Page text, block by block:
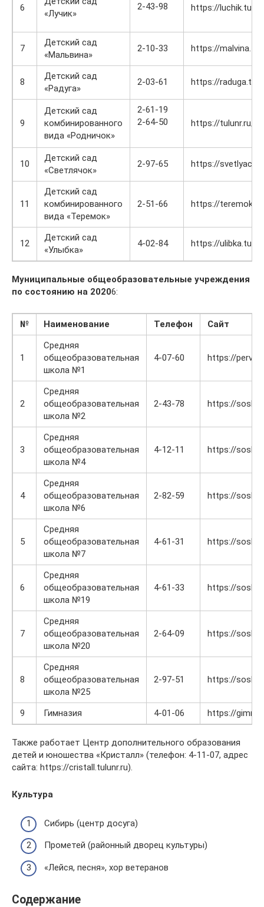
6
«Лучик»
2-43-98
https://
7
Детский сад
«Мальвина»
2-10-33 https://
8
Детский сад
«Радуга»
2-03-61 https://
9
Детский сад
комбинированного
вида «Родничок»
2-61-19
2-64-50
https://tulunr.ru/
10
Детский сад
«Светлячок»
2-97-65 https://
11
Детский сад
комбинированного
вида «Теремок»
2-51-66 https://
12
Детский сад
«Улыбка»
4-02-84 https://
Муниципальные общеобразовательные учреждения
по состоянию на 20206:
№ Наименование Телефон Сайт
1
Средняя
общеобразовательная
школа №1
4-07-60 https://
2
Средняя
общеобразовательная
школа №2
2-43-78 https://
3
Средняя
общеобразовательная
школа №4
4-12-11 https://
4
Средняя
общеобразовательная
школа №6
2-82-59 https://
5
Средняя
общеобразовательная
школа №7
4-61-31 https://
6
Средняя
общеобразовательная
школа №19
4-61-33 https://
7
Средняя
общеобразовательная
школа №20
2-64-09 https://
8
Средняя
общеобразовательная
школа №25
2-97-51 https://
9 Гимназия 4-01-06 https://
Также работает Центр дополнительного образования
детей и юношества «Кристалл» (телефон: 4-11-07, адрес
сайта: https://cristall.tulunr.ru).
Культура
Сибирь (центр досуга)
Прометей (районный дворец культуры)
«Лейся, песня», хор ветеранов
Содержание